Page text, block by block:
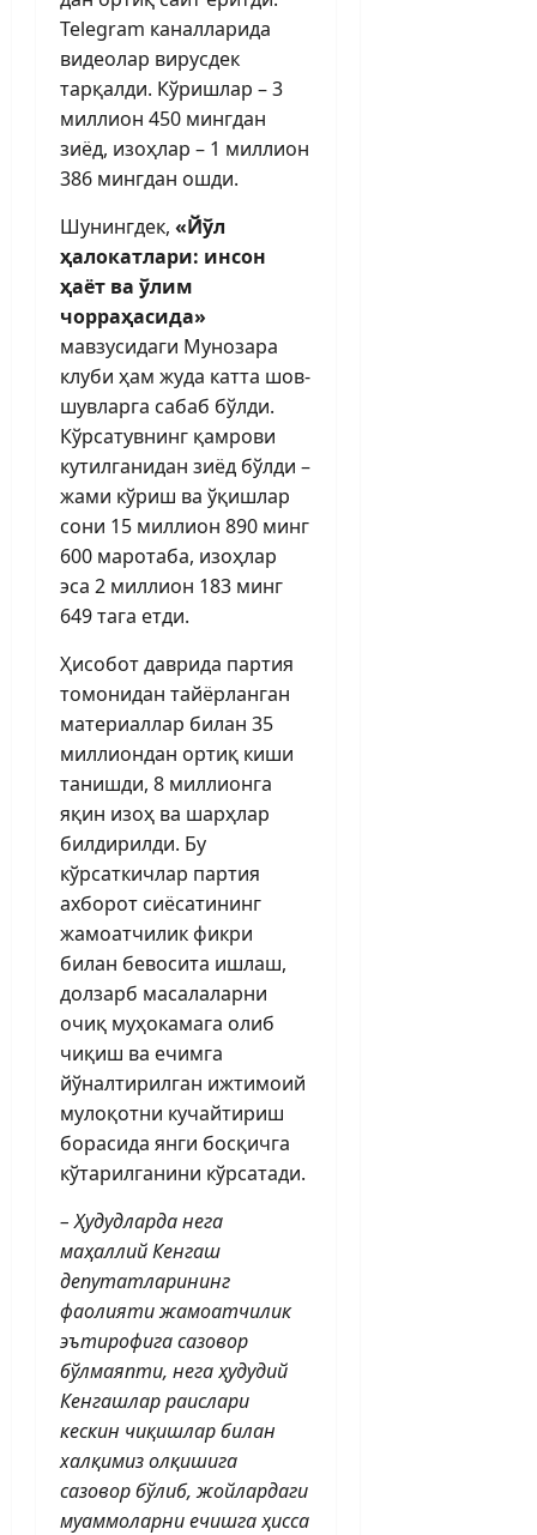
Telegram каналларида
видеолар вирусдек
тарқалди. Кўришлар – 3
миллион 450 мингдан
зиёд, изоҳлар – 1 миллион
386 мингдан ошди.
Шунингдек, «Йўл
ҳалокатлари: инсон
ҳаёт ва ўлим
чорраҳасида»
мавзусидаги Мунозара
клуби ҳам жуда катта шов-
шувларга сабаб бўлди.
Кўрсатувнинг қамрови
кутилганидан зиёд бўлди –
жами кўриш ва ўқишлар
сони 15 миллион 890 минг
600 маротаба, изоҳлар
эса 2 миллион 183 минг
649 тага етди.
Ҳисобот даврида партия
томонидан тайёрланган
материаллар билан 35
миллиондан ортиқ киши
танишди, 8 миллионга
яқин изоҳ ва шарҳлар
билдирилди. Бу
кўрсаткичлар партия
ахборот сиёсатининг
жамоатчилик фикри
билан бевосита ишлаш,
долзарб масалаларни
очиқ муҳокамага олиб
чиқиш ва ечимга
йўналтирилган ижтимоий
мулоқотни кучайтириш
борасида янги босқичга
кўтарилганини кўрсатади.
– Ҳудудларда нега
маҳаллий Кенгаш
депутатларининг
фаолияти жамоатчилик
эътирофига сазовор
бўлмаяпти, нега ҳудудий
Кенгашлар раислари
кескин чиқишлар билан
халқимиз олқишига
сазовор бўлиб, жойлардаги
муаммоларни ечишга ҳисса